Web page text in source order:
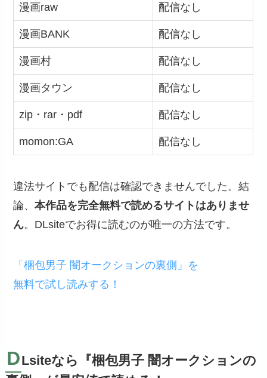
漫画raw 配信なし
漫画BANK 配信なし
漫画村 配信なし
漫画タウン 配信なし
zip・rar・pdf 配信なし
momon:GA 配信なし
違法サイトでも配信は確認できませんでした。結
論、本作品を完全無料で読めるサイトはありませ
ん。DLsiteでお得に読むのが唯一の方法です。
「梱包男子 闇オークションの裏側」を
無料で試し読みする！
DLsiteなら『梱包男子 闇オークションの